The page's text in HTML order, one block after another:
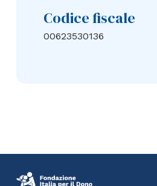
Codice fiscale
00623530136